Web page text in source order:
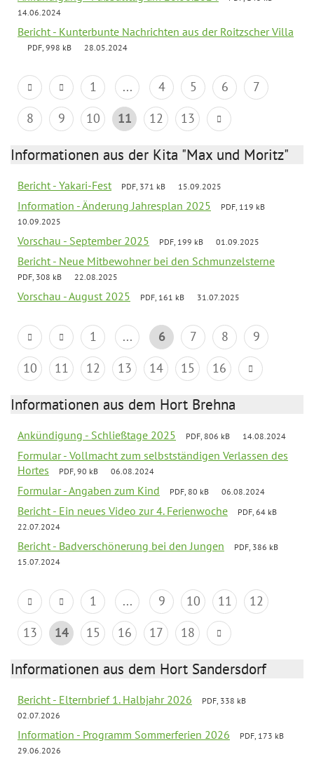
14.06.2024
Bericht - Kunterbunte Nachrichten aus der Roitzscher Villa
PDF, 998 kB 28.05.2024
1 ... 4 5 6
7
8
9 10 11 12 13
Informationen aus der Kita "Max und Moritz"
Bericht - Yakari-Fest PDF, 371 kB 15.09.2025
Information - Änderung Jahresplan 2025
PDF, 119 kB
10.09.2025
Vorschau - September 2025 PDF, 199 kB 01.09.2025
Bericht - Neue Mitbewohner bei den Schmunzelsterne
PDF, 308 kB 22.08.2025
Vorschau - August 2025 PDF, 161 kB 31.07.2025
1 ... 6 7 8
9
10
11 12 13 14 15 16
Informationen aus dem Hort Brehna
Ankündigung - Schließtage 2025 PDF, 806 kB 14.08.2024
Formular - Vollmacht zum selbstständigen Verlassen des
Hortes
PDF, 90 kB 06.08.2024
Formular - Angaben zum Kind PDF, 80 kB 06.08.2024
Bericht - Ein neues Video zur 4. Ferienwoche
PDF, 64 kB
22.07.2024
Bericht - Badverschönerung bei den Jungen
PDF, 386 kB
15.07.2024
1 ... 9 10 11
12
13
14 15 16 17 18
Informationen aus dem Hort Sandersdorf
Bericht - Elternbrief 1. Halbjahr 2026
PDF, 338 kB
02.07.2026
Information - Programm Sommerferien 2026
PDF, 173 kB
29.06.2026